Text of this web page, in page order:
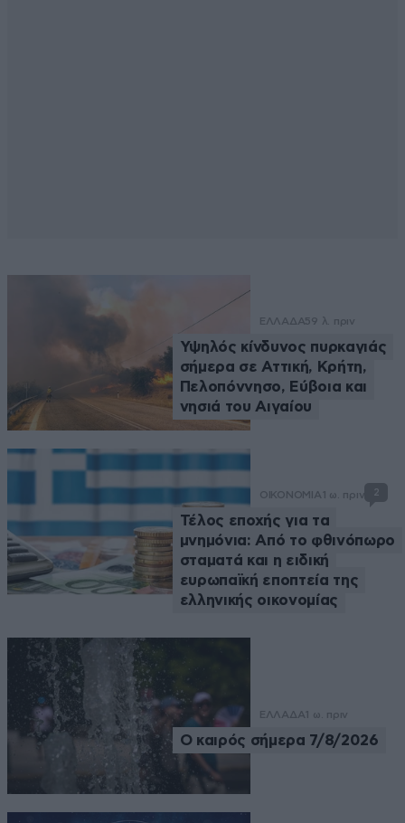
ΕΛΛΑΔΑ59 λ. πριν
Υψηλός κίνδυνος πυρκαγιάς
σήμερα σε Αττική, Κρήτη,
Πελοπόννησο, Εύβοια και
νησιά του Αιγαίου
ΟΙΚΟΝΟΜΙΑ 1 ω. πριν 2
Τέλος εποχής για τα
μνημόνια: Από το φθινόπωρο
σταματά και η ειδική
ευρωπαϊκή εποπτεία της
ελληνικής οικονομίας
ΕΛΛΑΔΑ 1 ω. πριν
Ο καιρός σήμερα 7/8/2026